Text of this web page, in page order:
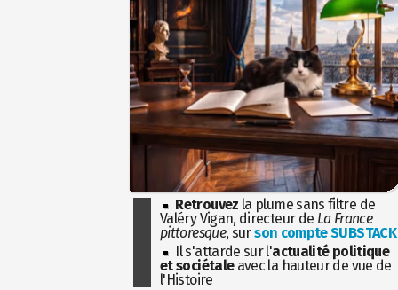
Retrouvez la plume sans filtre de
Valéry Vigan, directeur de La France
pittoresque, surson compte SUBSTACK
Il s'attarde sur l'actualité politique
et sociétaleavec la hauteur de vue de
l'Histoire